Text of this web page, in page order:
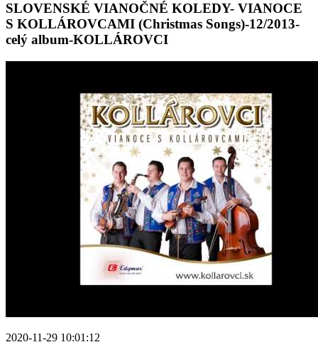
SLOVENSKÉ VIANOČNÉ KOLEDY- VIANOCE
S KOLLÁROVCAMI (Christmas Songs)-12/2013-
celý album-KOLLÁROVCI
2020-11-29 10:01:12